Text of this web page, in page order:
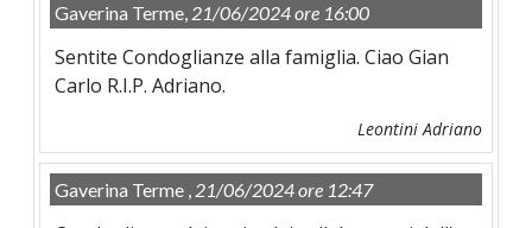
Gaverina Terme, 21/06/2024 ore 16:00
Sentite Condoglianze alla famiglia. Ciao Gian
Carlo R.I.P. Adriano.
Leontini Adriano
Gaverina Terme , 21/06/2024 ore 12:47